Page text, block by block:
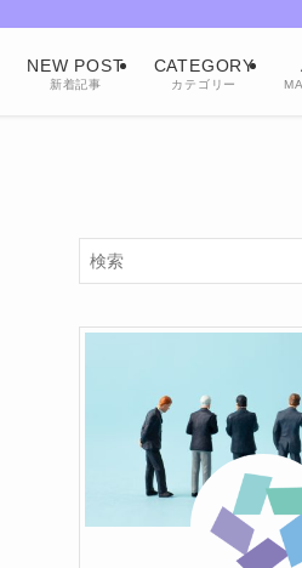
NEW POST
新着記事
CATEGORY
カテゴリー